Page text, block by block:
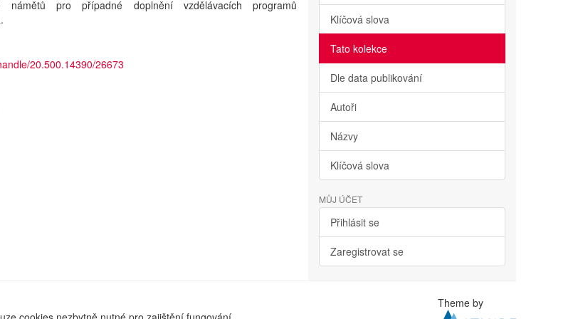
pro případné doplnění vzdělávacích programů
20.500.14390/26673
Klíčová slova
Tato kolekce
Dle data publikování
Autoři
Názvy
Klíčová slova
MŮJ ÚČET
Přihlásit se
Zaregistrovat se
Theme by